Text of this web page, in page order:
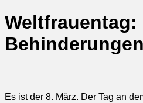
Weltfrauentag:
Behinderungen
Es ist der 8. März. Der Tag an